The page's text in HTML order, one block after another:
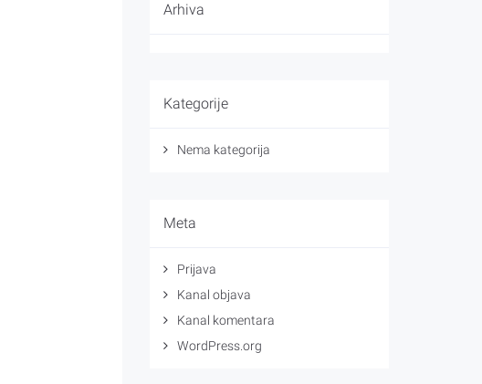
Arhiva
Kategorije
Nema kategorija
Meta
Prijava
Kanal objava
Kanal komentara
WordPress.org